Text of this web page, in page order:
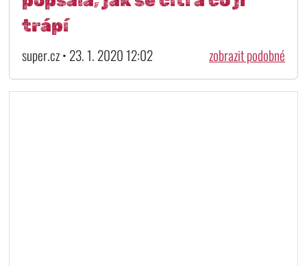
trápí
super.cz • 23. 1. 2020 12:02 zobrazit podobné